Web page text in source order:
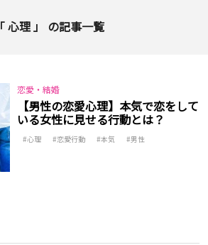
「 心理 」 の記事一覧
恋愛・結婚
【男性の恋愛心理】本気で恋をして
いる女性に見せる行動とは？
心理 恋愛行動 本気 男性